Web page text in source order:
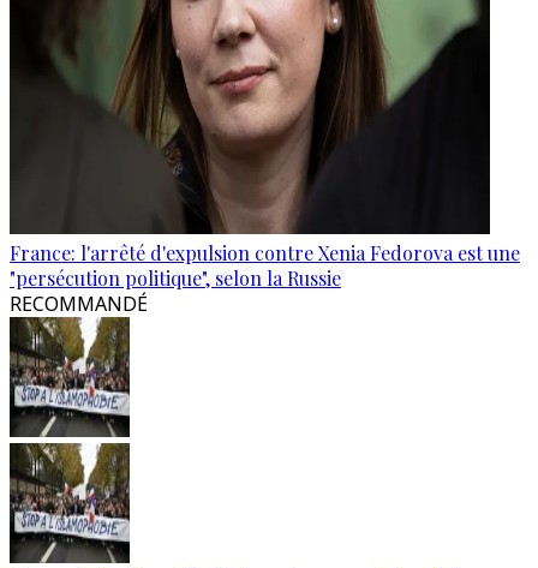
France: l'arrêté d'expulsion contre Xenia Fedorova est une
"persécution politique", selon la Russie
RECOMMANDÉ